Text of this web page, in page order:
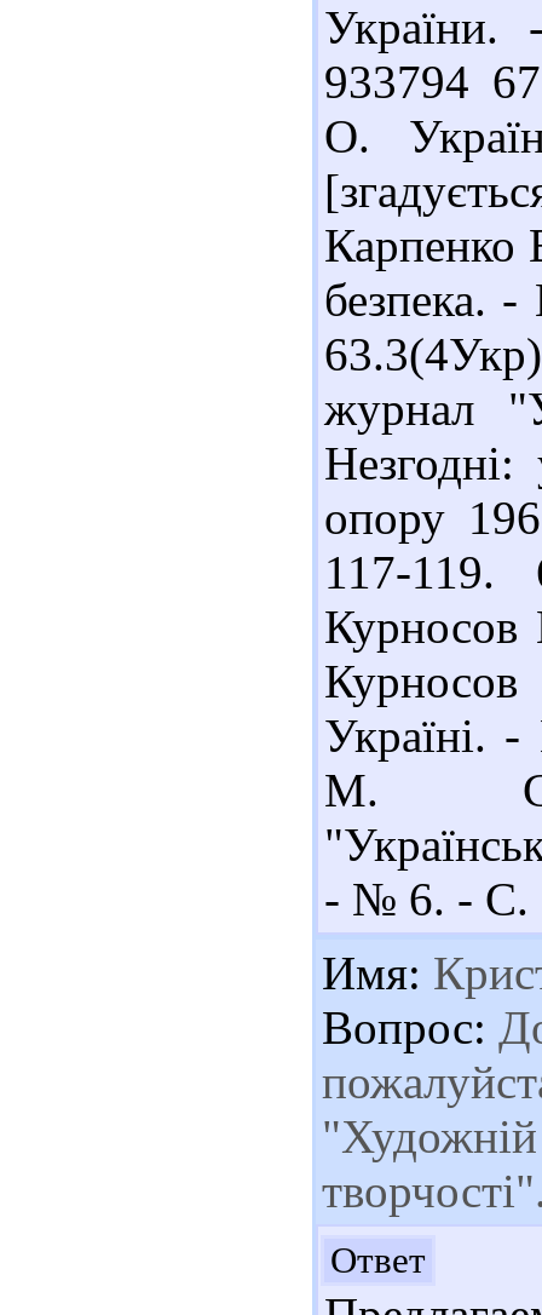
933794
О.
Карпенко
безпека.
журнал
Незгодні:
опору
117-
Україні.
М.
- № 6. - С.
Имя:
Вопрос:
"Художній
Ответ